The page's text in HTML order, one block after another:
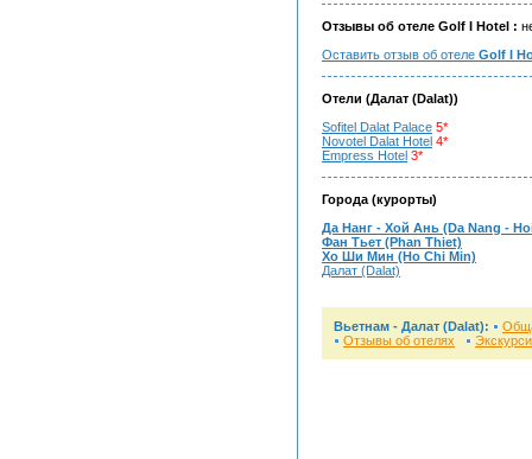
Отзывы об отеле Golf I Hotel :
Оставить отзыв об отеле Golf I
Отели (Далат (Dalat))
Sofitel Dalat Palace 5*
Novotel Dalat Hotel 4*
Empress Hotel 3*
Города (курорты)
Да Нанг - Хой Ань (Da Nang -
Фан Тьет (Phan Thiet)
Хо Ши Мин (Ho Chi Min)
Далат (Dalat)
Вьетнам - Далат (Dalat):
Отзывы об отелях